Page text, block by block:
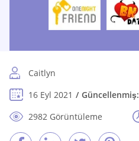
Caitlyn
16 Eyl 2021
Güncellenmiş:
2982 Görüntüleme